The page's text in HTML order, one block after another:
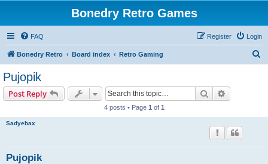
Bonedry Retro Games
FAQ Login
Register
Bonedry Retro Board index Retro Gaming
Pujopik
Post Reply Search
4 posts • Page 1 of 1
Sadyebax
Pujopik